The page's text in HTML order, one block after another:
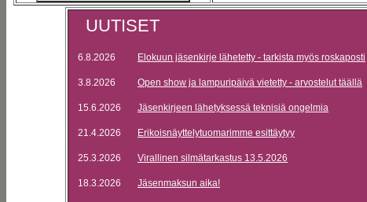
UUTISET
6.8.2026 Elokuun jäsenkirje lähetetty - tarkista myös roskaposti
3.8.2026 Open show ja lampuripäivä vietetty - arvostelut täällä
15.6.2026 Jäsenkirjeen lähetyksessä teknisiä ongelmia
21.4.2026 Erikoisnäyttelytuomarimme esittäytyy
25.3.2026 Virallinen silmätarkastus 13.5.2026
18.3.2026 Jäsenmaksun aika!